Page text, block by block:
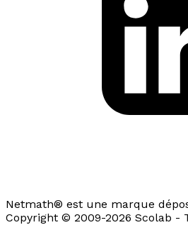
Netmath® est une marque
Copyright © 2009-2026 Scolab -